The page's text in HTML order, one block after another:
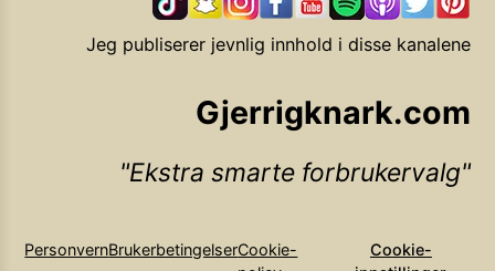
Jeg publiserer jevnlig innhold i disse kanalene
Gjerrigknark.com
Ekstra smarte forbrukervalg
PersonvernBrukerbetingelserCookie-
Cookie-